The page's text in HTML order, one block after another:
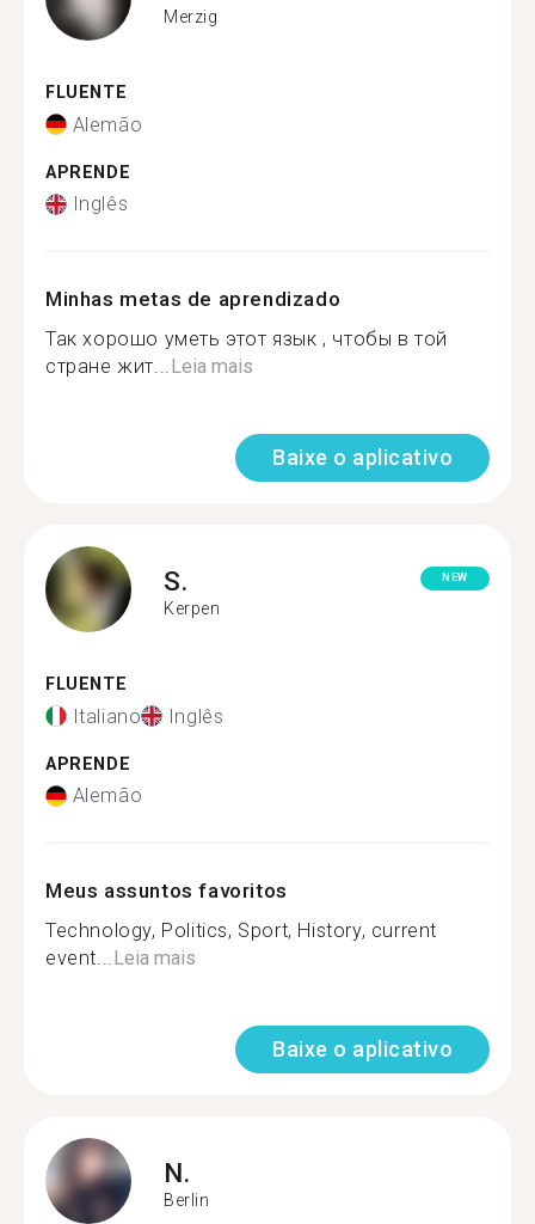
Merzig
FLUENTE
Alemão
APRENDE
Inglês
Minhas metas de aprendizado
Так хорошо уметь этот язык , чтобы в той
стране жит...Leia mais
Baixe o aplicativo
S.
Kerpen
NEW
FLUENTE
Italiano Inglês
APRENDE
Alemão
Meus assuntos favoritos
Technology, Politics, Sport, History, current
event...Leia mais
Baixe o aplicativo
N.
Berlin